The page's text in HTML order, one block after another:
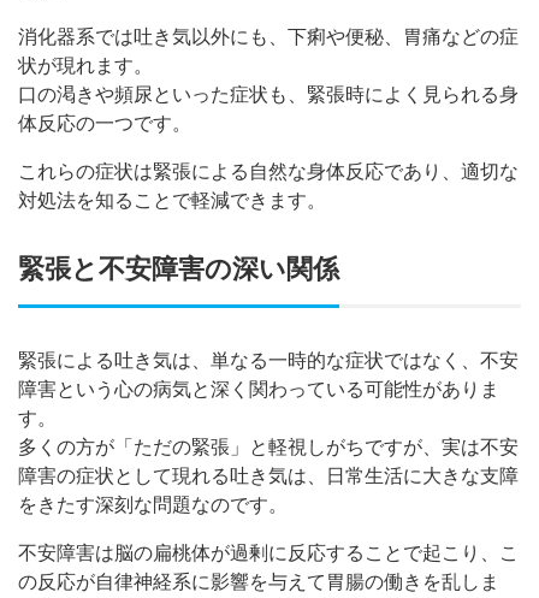
消化器系では吐き気以外にも、下痢や便秘、胃痛などの症
状が現れます。
口の渇きや頻尿といった症状も、緊張時によく見られる身
体反応の一つです。
これらの症状は緊張による自然な身体反応であり、適切な
対処法を知ることで軽減できます。
緊張と不安障害の深い関係
緊張による吐き気は、単なる一時的な症状ではなく、不安
障害という心の病気と深く関わっている可能性がありま
す。
多くの方が「ただの緊張」と軽視しがちですが、実は不安
障害の症状として現れる吐き気は、日常生活に大きな支障
をきたす深刻な問題なのです。
不安障害は脳の扁桃体が過剰に反応することで起こり、こ
の反応が自律神経系に影響を与えて胃腸の働きを乱しま